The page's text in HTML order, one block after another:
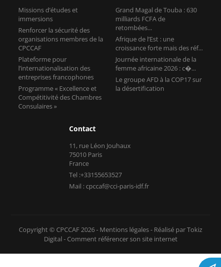
Missions d’études et
immersions
Renforcer la sécurité des
organisations membres de la
CPCCAF
Plateforme pour
l’internationalisation des
entreprises francophones
Programme « Excellence et
Compétitivité des Chambres
Consulaires »
Grand Magal de Touba : 630
milliards FCFA de
retombées...
Afrique de l’Est : une
croissance forte mais des réf...
Journée internationale de la
femme africaine 2026 : c�...
Le groupe AFD à la COP17 sur
la désertification
Contact
11, rue Léon Jouhaux
75010 Paris
France
Tel :+33155653527
Mail : cpccaf@cci-paris-idf.fr
Copyright © CPCCAF 2026 - Mentions légales- Réalisé par Tokiz
Digital - Comment référencer son site internet